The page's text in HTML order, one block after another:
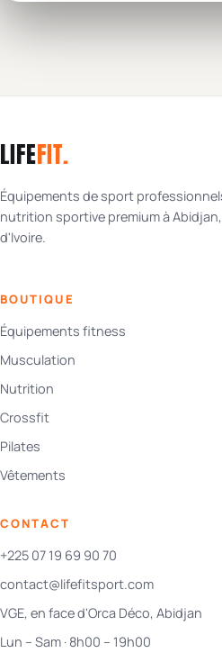
LIFEFIT.
Équipements de sport
nutrition sportive premium à
d'Ivoire.
BOUTIQUE
Équipements fitness
Musculation
Nutrition
Crossfit
Pilates
Vêtements
CONTACT
+225 07 19 69 90 70
contact@lifefitsport.com
VGE, en face d'Orca Déco, Abidjan
Lun – Sam · 8h00 – 19h00